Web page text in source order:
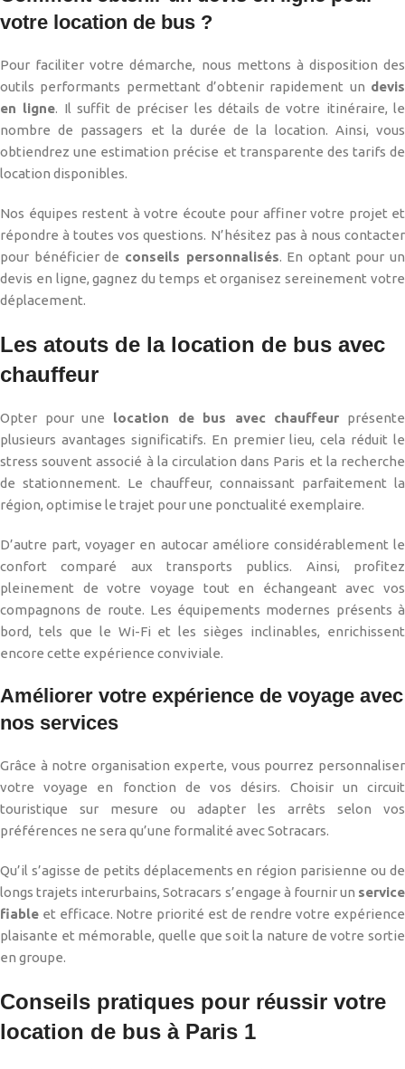
votre location de bus ?
Pour faciliter votre démarche, nous mettons à disposition des
outils performants permettant d’obtenir rapidement un devis
en ligne. Il suffit de préciser les détails de votre itinéraire, le
nombre de passagers et la durée de la location. Ainsi, vous
obtiendrez une estimation précise et transparente des tarifs de
location disponibles.
Nos équipes restent à votre écoute pour affiner votre projet et
répondre à toutes vos questions. N’hésitez pas à nous contacter
pour bénéficier de conseils personnalisés. En optant pour un
devis en ligne, gagnez du temps et organisez sereinement votre
déplacement.
Les atouts de la location de bus avec
chauffeur
Opter pour une location de bus avec chauffeur présente
plusieurs avantages significatifs. En premier lieu, cela réduit le
stress souvent associé à la circulation dans Paris et la recherche
de stationnement. Le chauffeur, connaissant parfaitement la
région, optimise le trajet pour une ponctualité exemplaire.
D’autre part, voyager en autocar améliore considérablement le
confort comparé aux transports publics. Ainsi, profitez
pleinement de votre voyage tout en échangeant avec vos
compagnons de route. Les équipements modernes présents à
bord, tels que le Wi-Fi et les sièges inclinables, enrichissent
encore cette expérience conviviale.
Améliorer votre expérience de voyage avec
nos services
Grâce à notre organisation experte, vous pourrez personnaliser
votre voyage en fonction de vos désirs. Choisir un circuit
touristique sur mesure ou adapter les arrêts selon vos
préférences ne sera qu’une formalité avec Sotracars.
Qu’il s’agisse de petits déplacements en région parisienne ou de
longs trajets interurbains, Sotracars s’engage à fournir un service
fiable et efficace. Notre priorité est de rendre votre expérience
plaisante et mémorable, quelle que soit la nature de votre sortie
en groupe.
Conseils pratiques pour réussir votre
location de bus à Paris 1